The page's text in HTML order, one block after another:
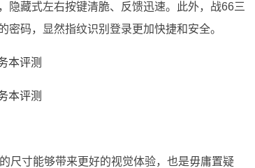
隐藏式左右按键清脆、反馈迅速。此外，战66三
码，显然指纹识别登录更加快捷和安全。
寸能够带来更好的视觉体验，也是毋庸置疑